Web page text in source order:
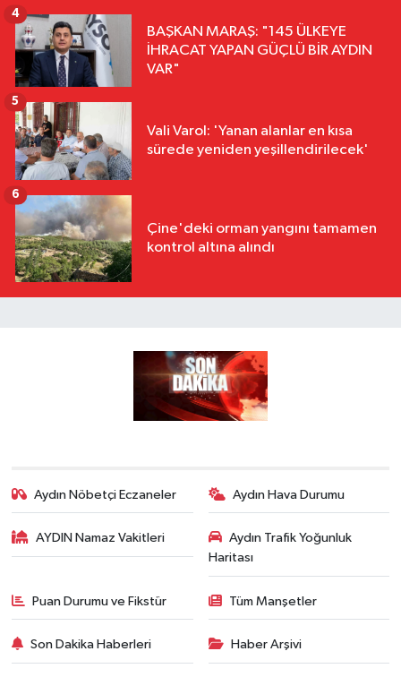
BAŞKAN MARAŞ: "145 ÜLKEYE
İHRACAT YAPAN GÜÇLÜ BİR AYDIN
VAR"
4
Vali Varol: 'Yanan alanlar en kısa
sürede yeniden yeşillendirilecek'
5
Çine'deki orman yangını tamamen
kontrol altına alındı
6
Aydın Nöbetçi Eczaneler Aydın Hava Durumu
AYDIN Namaz Vakitleri
Aydın Trafik Yoğunluk
Haritası
Puan Durumu ve Fikstür Tüm Manşetler
Son Dakika Haberleri Haber Arşivi